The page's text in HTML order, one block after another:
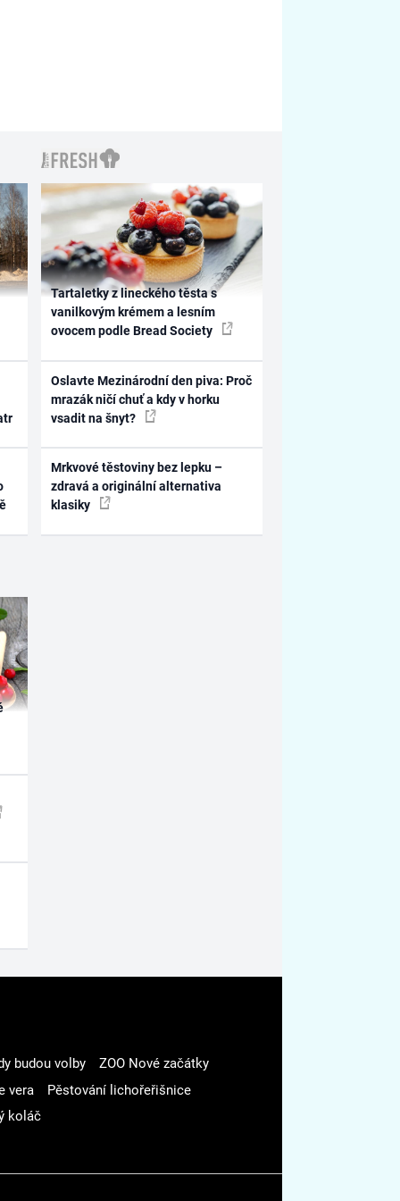
Tartaletky z lineckého těsta s
vanilkovým krémem a lesním
ovocem podle Bread Society
Oslavte Mezinárodní den piva: Proč
mrazák ničí chuť a kdy v horku
vsadit na šnyt?
Mrkvové těstoviny bez lepku –
zdravá a originální alternativa
klasiky
budou volby
ZOO Nové začátky
vera
Pěstování lichořeřišnice
koláč